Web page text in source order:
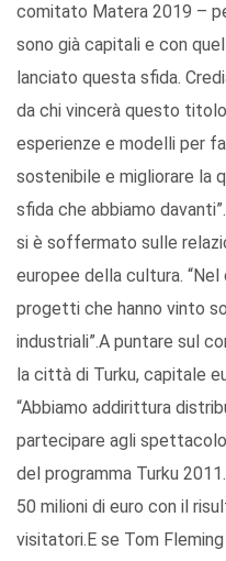
comitato Matera 2019 –
sono già capitali e con
lanciato questa sfida.
da chi vincerà questo
esperienze e modelli per
sostenibile e migliorare la
sfida che abbiamo
si è soffermato sulle
europee della cultura.
progetti che hanno vinto
industriali”.A puntare sul
la città di Turku, capitale
“Abbiamo addirittura
partecipare agli
del programma Turku
50 milioni di euro con il
visitatori.E se Tom